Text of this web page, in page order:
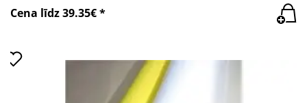
Cena līdz 39.35€ *